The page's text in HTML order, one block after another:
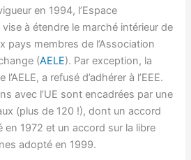
en 1994, l’Espace
à étendre le marché intérieur de
pays membres de l’Association
(AELE). Par exception, la
a refusé d’adhérer à l’EEE.
avec l’UE sont encadrées par une
(plus de 120 !), dont un accord
1972 et un accord sur la libre
adopté en 1999.